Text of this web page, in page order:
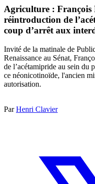
Agriculture : François
réintroduction de
coup d’arrêt aux
Invité de la matinale de
Renaissance au Sénat,
de l’acétamipride au sein du
ce néonicotinoïde, l'ancien
autorisation.
ParHenri Clavier